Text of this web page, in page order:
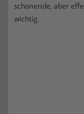
schonende, aber
wichtig.